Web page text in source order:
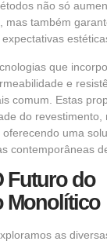
não só
mas também
que
e
comum. Estas
do revestimento,
uma
contemporâneas
Futuro do
Monolítico
as